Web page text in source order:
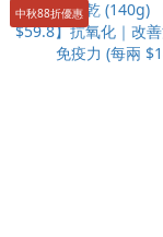
中秋88折優惠